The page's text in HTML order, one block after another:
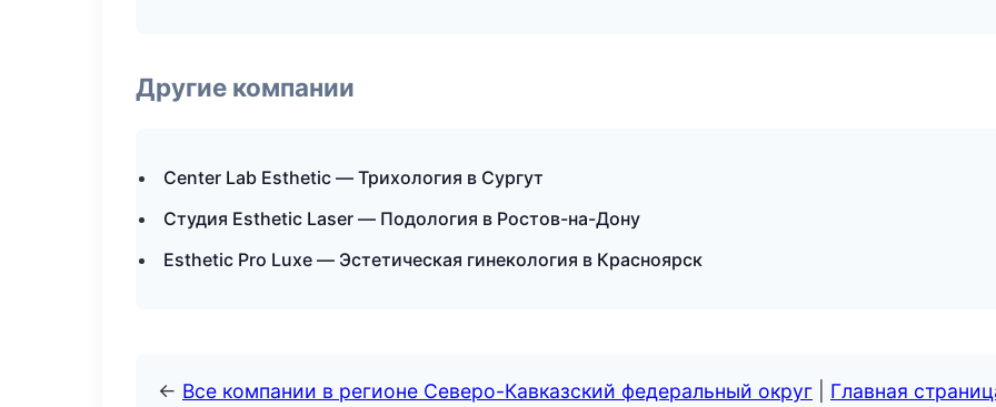
Другие компании
Center Lab Esthetic — Трихология в Сургут
Студия Esthetic Laser — Подология в Ростов-на-Дону
Esthetic Pro Luxe — Эстетическая гинекология в Красноярск
← Все компании в регионе Северо-Кавказский федеральный округ Главная